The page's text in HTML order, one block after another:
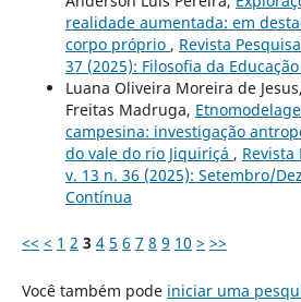
realidade aumentada: em
corpo próprio , Revista
37 (2025): Filosofia da
Luana Oliveira Moreira de
Freitas Madruga,
campesina: investigação
do vale do rio Jiquiriçá , Revista
v. 13 n. 36 (2025): Setembro/
Contínua
<< < 1 2 3 4 5 6 7 8 9 10 > >>
Você também pode iniciar uma